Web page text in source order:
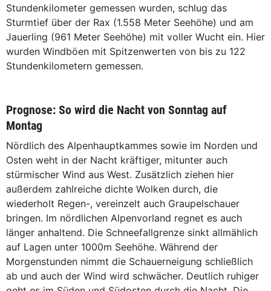
Stundenkilometer gemessen wurden, schlug das
Sturmtief über der Rax (1.558 Meter Seehöhe) und am
Jauerling (961 Meter Seehöhe) mit voller Wucht ein. Hier
wurden Windböen mit Spitzenwerten von bis zu 122
Stundenkilometern gemessen.
Prognose: So wird die Nacht von Sonntag auf
Montag
Nördlich des Alpenhauptkammes sowie im Norden und
Osten weht in der Nacht kräftiger, mitunter auch
stürmischer Wind aus West. Zusätzlich ziehen hier
außerdem zahlreiche dichte Wolken durch, die
wiederholt Regen-, vereinzelt auch Graupelschauer
bringen. Im nördlichen Alpenvorland regnet es auch
länger anhaltend. Die Schneefallgrenze sinkt allmählich
auf Lagen unter 1000m Seehöhe. Während der
Morgenstunden nimmt die Schauerneigung schließlich
ab und auch der Wind wird schwächer. Deutlich ruhiger